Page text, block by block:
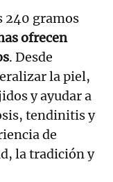
240 gramos
ofrecen
. Desde
la piel,
y ayudar a
tendinitis y
de
la tradición y